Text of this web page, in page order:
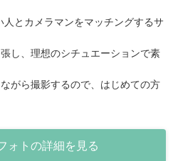
とカメラマンをマッチングするサ
し、理想のシチュエーションで素
がら撮影するので、はじめての方
ォトの詳細を見る